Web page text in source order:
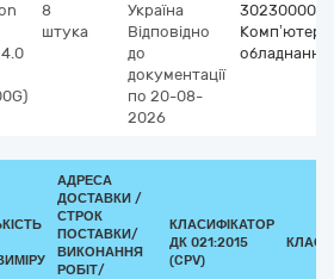
8
штука
Україна
Відповідно
до
документації
по 20-08-
2026
30230000-0
обладнання
АДРЕСА
ДОСТАВКИ /
СТРОК
ПОСТАВКИ/
ВИКОНАННЯ
РОБІТ/
КЛАСИФІКАТОР
ДК 021:2015
(CPV)